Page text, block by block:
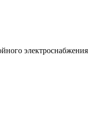
электроснабжения